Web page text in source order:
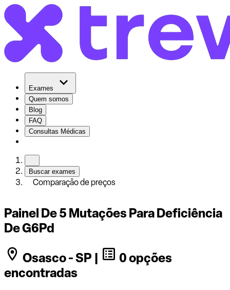
Exames
Quem somos
Blog
FAQ
Consultas Médicas
Buscar exames
Comparação de preços
Painel De 5 Mutações Para Deficiência
De G6Pd
Osasco - SP |
0 opções
encontradas